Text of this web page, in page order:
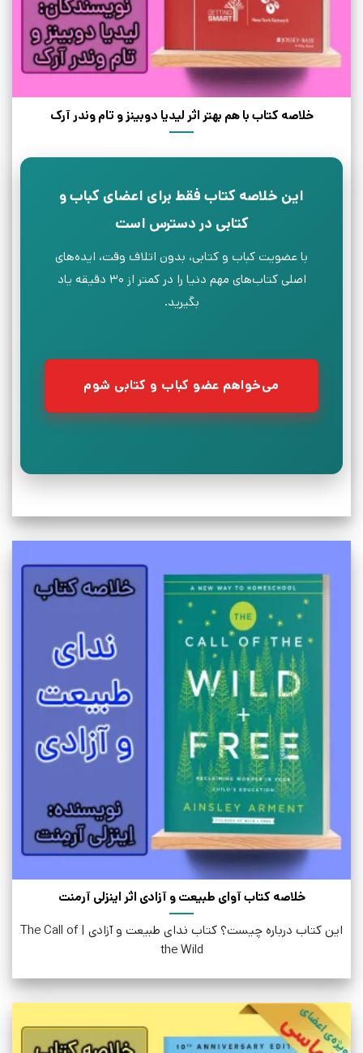
خلاصه کتاب با هم بهتر اثر لیدیا دوبینز و تام وندر آرک
این خلاصه کتاب فقط برای اعضای کباب و
کتابی در دسترس است
با عضویت کباب و کتابی، بدون اتلاف وقت، ایده‌های
اصلی کتاب‌های مهم دنیا را در کمتر از ۳۰ دقیقه یاد
بگیرید.
می‌خواهم عضو کباب و کتابی شوم
خلاصه کتاب آوای طبیعت و آزادی اثر اینزلی آرمنت
این کتاب درباره چیست؟ کتاب ندای طبیعت و آزادی | The Call of
the Wild